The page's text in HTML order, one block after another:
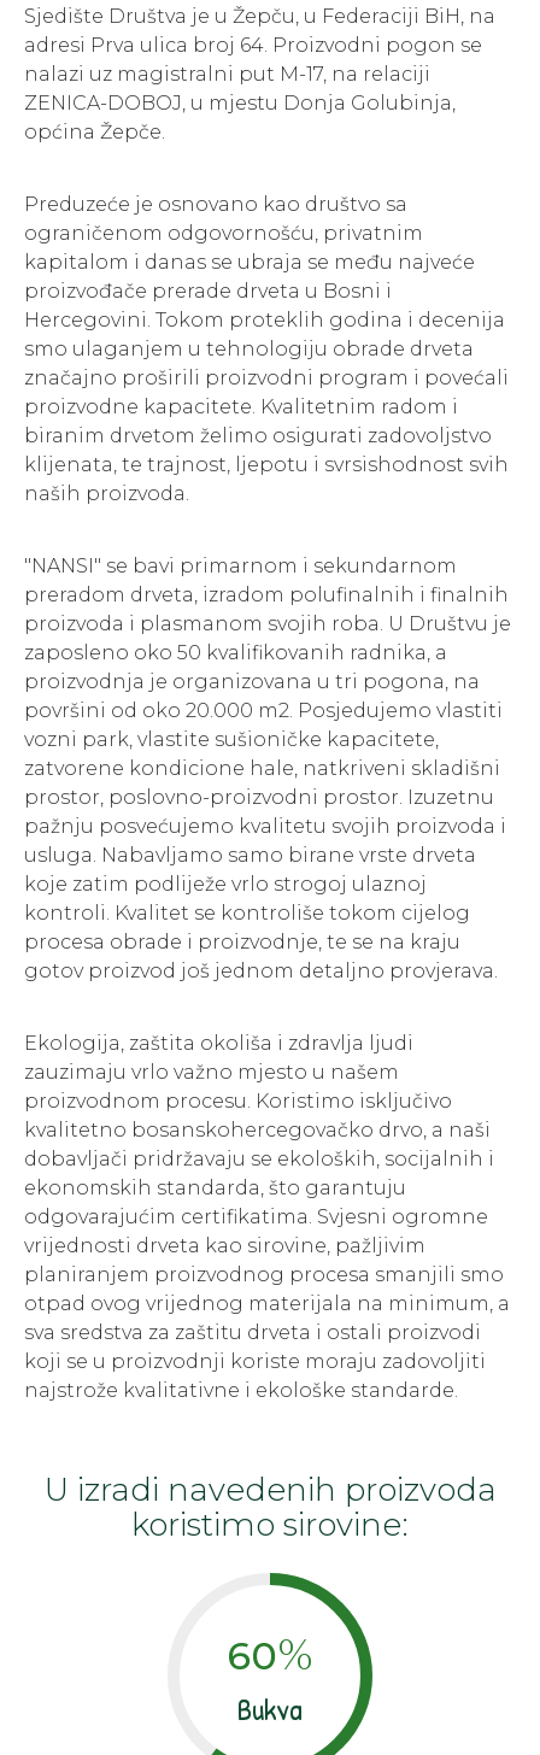
Sjedište Društva je u Žepču, u Federaciji BiH, na
adresi Prva ulica broj 64. Proizvodni pogon se
nalazi uz magistralni put M-17, na relaciji
ZENICA-DOBOJ, u mjestu Donja Golubinja,
općina Žepče.
Preduzeće je osnovano kao društvo sa
ograničenom odgovornošću, privatnim
kapitalom i danas se ubraja se među najveće
proizvođače prerade drveta u Bosni i
Hercegovini. Tokom proteklih godina i decenija
smo ulaganjem u tehnologiju obrade drveta
značajno proširili proizvodni program i povećali
proizvodne kapacitete. Kvalitetnim radom i
biranim drvetom želimo osigurati zadovoljstvo
klijenata, te trajnost, ljepotu i svrsishodnost svih
naših proizvoda.
"NANSI" se bavi primarnom i sekundarnom
preradom drveta, izradom polufinalnih i finalnih
proizvoda i plasmanom svojih roba. U Društvu je
zaposleno oko 50 kvalifikovanih radnika, a
proizvodnja je organizovana u tri pogona, na
površini od oko 20.000 m2. Posjedujemo vlastiti
vozni park, vlastite sušioničke kapacitete,
zatvorene kondicione hale, natkriveni skladišni
prostor, poslovno-proizvodni prostor. Izuzetnu
pažnju posvećujemo kvalitetu svojih proizvoda i
usluga. Nabavljamo samo birane vrste drveta
koje zatim podliježe vrlo strogoj ulaznoj
kontroli. Kvalitet se kontroliše tokom cijelog
procesa obrade i proizvodnje, te se na kraju
gotov proizvod još jednom detaljno provjerava.
Ekologija, zaštita okoliša i zdravlja ljudi
zauzimaju vrlo važno mjesto u našem
proizvodnom procesu. Koristimo isključivo
kvalitetno bosanskohercegovačko drvo, a naši
dobavljači pridržavaju se ekoloških, socijalnih i
ekonomskih standarda, što garantuju
odgovarajućim certifikatima. Svjesni ogromne
vrijednosti drveta kao sirovine, pažljivim
planiranjem proizvodnog procesa smanjili smo
otpad ovog vrijednog materijala na minimum, a
sva sredstva za zaštitu drveta i ostali proizvodi
koji se u proizvodnji koriste moraju zadovoljiti
najstrože kvalitativne i ekološke standarde.
U izradi navedenih proizvoda
koristimo sirovine:
60%
Bukva